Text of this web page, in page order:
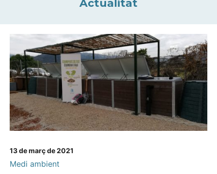
Actualitat
13 de març de 2021
Medi ambient